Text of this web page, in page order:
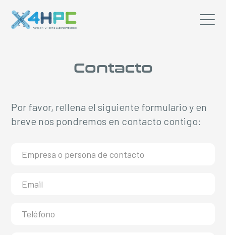
Contacto
Por favor, rellena el siguiente formulario y en
breve nos pondremos en contacto contigo: